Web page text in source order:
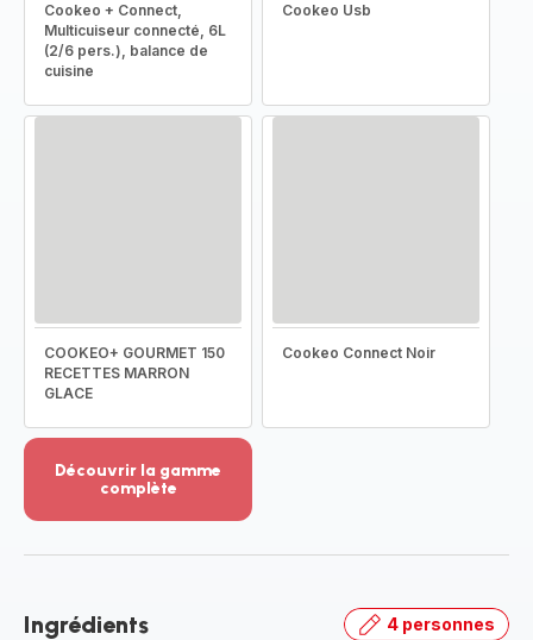
Cookeo + Connect,
Multicuiseur connecté, 6L
(2/6 pers.), balance de
cuisine
Cookeo Usb
COOKEO+ GOURMET 150
RECETTES MARRON
GLACE
Cookeo Connect Noir
Découvrir la gamme
complète
-
gamme
Ingrédients 4 personnes